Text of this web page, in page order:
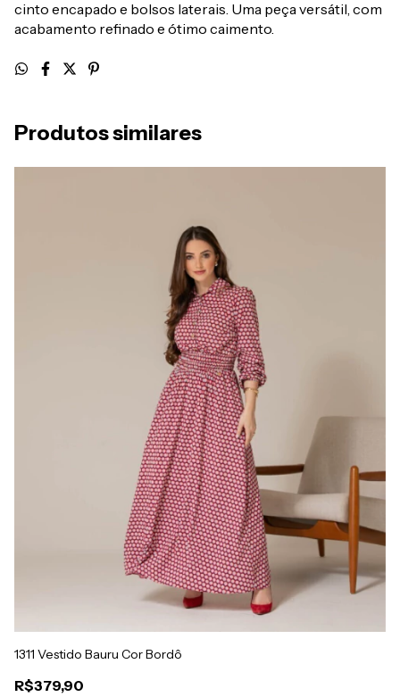
cinto encapado e bolsos laterais. Uma peça versátil, com
acabamento refinado e ótimo caimento.
Produtos similares
1311 Vestido Bauru Cor Bordô
R$379,90